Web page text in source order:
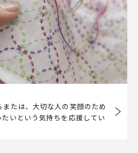
たは、大切な人の笑顔のため
いという気持ちを応援してい